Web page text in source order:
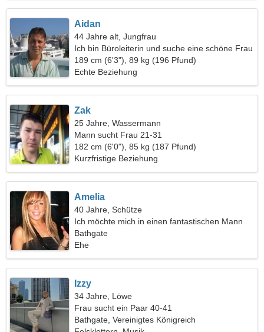
Aidan
44 Jahre alt, Jungfrau
Ich bin Büroleiterin und suche eine schöne Frau
189 cm (6'3"), 89 kg (196 Pfund)
Echte Beziehung
Zak
25 Jahre, Wassermann
Mann sucht Frau 21-31
182 cm (6'0"), 85 kg (187 Pfund)
Kurzfristige Beziehung
Amelia
40 Jahre, Schütze
Ich möchte mich in einen fantastischen Mann
verlieben
Bathgate
Ehe
Izzy
34 Jahre, Löwe
Frau sucht ein Paar 40-41
Bathgate, Vereinigtes Königreich